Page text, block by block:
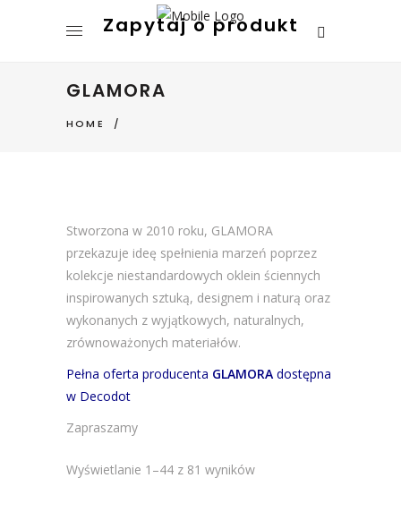
GLAMORA
HOME /
Stworzona w 2010 roku, GLAMORA
przekazuje ideę spełnienia marzeń poprzez
kolekcje niestandardowych oklein ściennych
inspirowanych sztuką, designem i naturą oraz
wykonanych z wyjątkowych, naturalnych,
zrównoważonych materiałów.
Pełna oferta producenta GLAMORA dostępna
w Decodot
Zapraszamy
Wyświetlanie 1–44 z 81 wyników